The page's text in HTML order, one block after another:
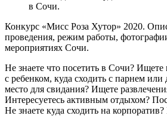
в Сочи.
Конкурс «Мисс Роза Хутор» 2020.
проведения, режим работы,
мероприятиях Сочи.
Не знаете что посетить в Сочи? Ищете
с ребенком, куда сходить с парнем
место для свидания? Ищете
Интересуетесь активным отдыхом?
Не знаете куда сходить на